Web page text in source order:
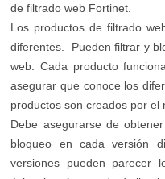
de filtrado web Fortinet.
Los productos de filtrado
diferentes. Pueden filtrar y
web. Cada producto
asegurar que conoce los
productos son creados por el
Debe asegurarse de
bloqueo en cada versión
versiones pueden parecer